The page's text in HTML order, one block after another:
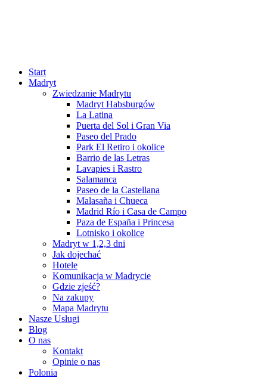
Start
Madryt
Zwiedzanie Madrytu
Madryt Habsburgów
La Latina
Puerta del Sol i Gran Via
Paseo del Prado
Park El Retiro i okolice
Barrio de las Letras
Lavapies i Rastro
Salamanca
Paseo de la Castellana
Malasaña i Chueca
Madrid Río i Casa de Campo
Paza de España i Princesa
Lotnisko i okolice
Madryt w 1,2,3 dni
Jak dojechać
Hotele
Komunikacja w Madrycie
Gdzie zjeść?
Na zakupy
Mapa Madrytu
Nasze Usługi
Blog
O nas
Kontakt
Opinie o nas
Polonia